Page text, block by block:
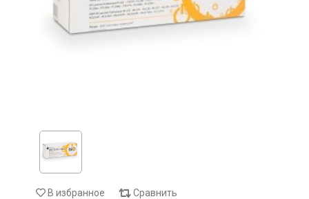
В избранное Сравнить